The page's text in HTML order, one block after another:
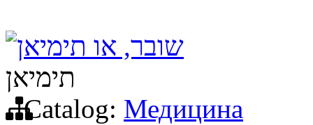
שובר, או תימיאן
תימיאן
Catalog: Медицина